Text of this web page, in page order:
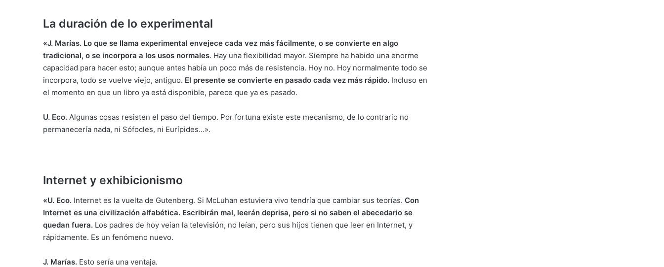
La duración de lo experimental
«J. Marías. Lo que se llama experimental envejece cada vez más fácilmente, o se convierte en algo
tradicional, o se incorpora a los usos normales. Hay una flexibilidad mayor. Siempre ha habido una enorme
capacidad para hacer esto; aunque antes había un poco más de resistencia. Hoy no. Hoy normalmente todo se
incorpora, todo se vuelve viejo, antiguo. El presente se convierte en pasado cada vez más rápido. Incluso en
el momento en que un libro ya está disponible, parece que ya es pasado.
U. Eco. Algunas cosas resisten el paso del tiempo. Por fortuna existe este mecanismo, de lo contrario no
permanecería nada, ni Sófocles, ni Eurípides…».
Internet y exhibicionismo
«U. Eco. Internet es la vuelta de Gutenberg. Si McLuhan estuviera vivo tendría que cambiar sus teorías. Con
Internet es una civilización alfabética. Escribirán mal, leerán deprisa, pero si no saben el abecedario se
quedan fuera. Los padres de hoy veían la televisión, no leían, pero sus hijos tienen que leer en Internet, y
rápidamente. Es un fenómeno nuevo.
J. Marías. Esto sería una ventaja.